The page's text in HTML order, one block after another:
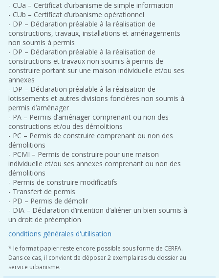
- CUa – Certificat d’urbanisme de simple information
- CUb – Certificat d’urbanisme opérationnel
- DP – Déclaration préalable à la réalisation de
constructions, travaux, installations et aménagements
non soumis à permis
- DP – Déclaration préalable à la réalisation de
constructions et travaux non soumis à permis de
construire portant sur une maison individuelle et/ou ses
annexes
- DP – Déclaration préalable à la réalisation de
lotissements et autres divisions foncières non soumis à
permis d’aménager
- PA – Permis d’aménager comprenant ou non des
constructions et/ou des démolitions
- PC – Permis de construire comprenant ou non des
démolitions
- PCMI – Permis de construire pour une maison
individuelle et/ou ses annexes comprenant ou non des
démolitions
- Permis de construire modificatifs
- Transfert de permis
- PD – Permis de démolir
- DIA – Déclaration d’intention d’aliéner un bien soumis à
un droit de préemption
conditions générales d'utilisation
* le format papier reste encore possible sous forme de CERFA.
Dans ce cas, il convient de déposer 2 exemplaires du dossier au
service urbanisme.